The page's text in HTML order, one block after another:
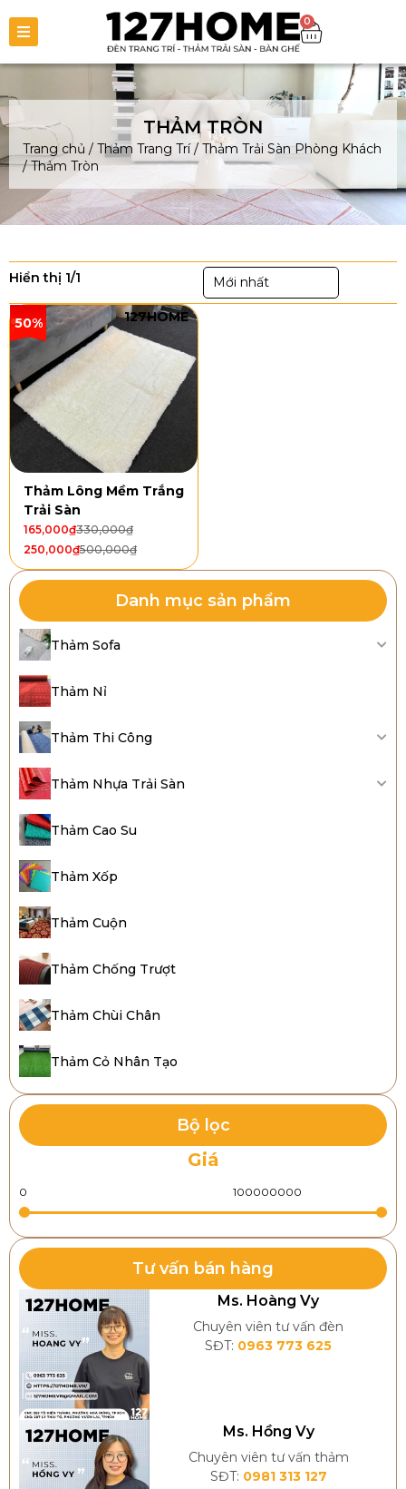
0
THẢM TRÒN
Trang chủ / Thảm Trang Trí/ Thảm Trải Sàn Phòng Khách
/Thảm Tròn
Danh mục sản phẩm
Thảm Sofa
Thảm Nỉ
Thảm Thi Công
Thảm Nhựa Trải Sàn
Thảm Cao Su
Thảm Xốp
Thảm Cuộn
Thảm Chống Trượt
Thảm Chùi Chân
Thảm Cỏ Nhân Tạo
Bộ lọc
Giá
Tư vấn bán hàng
Ms. Hoàng Vy
Chuyên viên tư vấn đèn
SĐT: 0963 773 625
Ms. Hồng Vy
Chuyên viên tư vấn thảm
SĐT: 0981 313 127
Hiển thị 1/1 Mới nhất
50% 127HOME
Thảm Lông Mềm Trắng
Trải Sàn
330,000₫
165,000₫
500,000₫
250,000₫